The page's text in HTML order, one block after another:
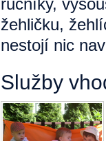
žehličku,
nestojí nic
Služby